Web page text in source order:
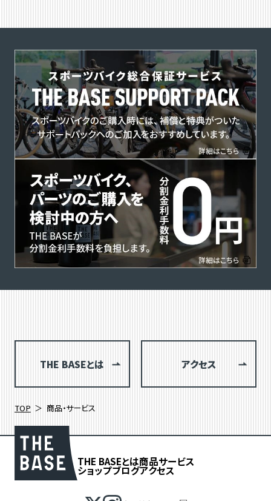
THE BASEとは アクセス
TOP 商品・サービス
THE BASEとは商品サービス
ショップブログアクセス